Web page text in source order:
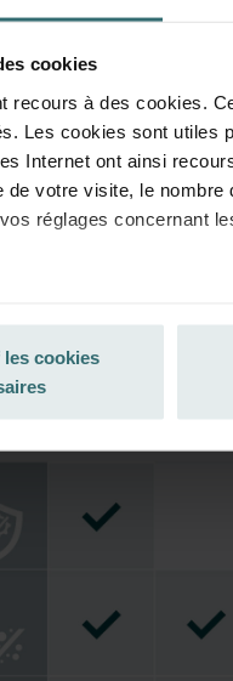
cookies
recours à des cookies.
Les cookies sont utiles
Internet ont ainsi
de votre visite, le
réglages concernant
qui analyse le
à tout moment
afin d’empêcher
moment les cookies
être réalisée à partir de
cookies au sein du
nous vous invitons à
les cookies